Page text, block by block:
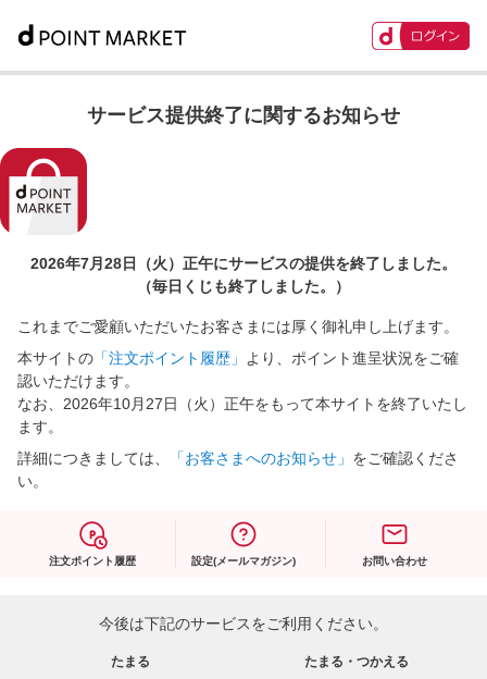
サービス提供終了に関するお知らせ
2026年7月28日（火）正午にサービスの提供を終了しました。
（毎日くじも終了しました。）
これまでご愛顧いただいたお客さまには厚く御礼申し上げます。
本サイトの 「注文ポイント履歴」
より、ポイント進呈状況をご確
認いただけます。
なお、2026年10月27日（火）正午をもって本サイトを終了いたし
ます。
詳細につきましては、
「お客さまへのお知らせ」 をご確認くださ
い。
注文ポイント履歴 設定(メールマガジン) お問い合わせ
今後は下記のサービスをご利用ください。
たまる たまる・つかえる